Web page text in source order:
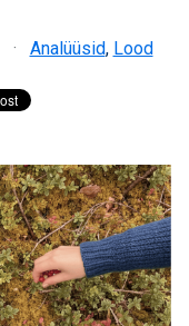
· Analüüsid, Lood